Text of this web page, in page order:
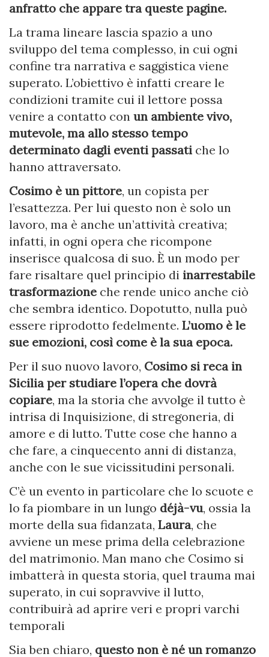
anfratto che appare tra queste pagine.
La trama lineare lascia spazio a uno
sviluppo del tema complesso, in cui ogni
confine tra narrativa e saggistica viene
superato. L’obiettivo è infatti creare le
condizioni tramite cui il lettore possa
venire a contatto con un ambiente vivo,
mutevole, ma allo stesso tempo
determinato dagli eventi passati che lo
hanno attraversato.
Cosimo è un pittore, un copista per
l’esattezza. Per lui questo non è solo un
lavoro, ma è anche un’attività creativa;
infatti, in ogni opera che ricompone
inserisce qualcosa di suo. È un modo per
fare risaltare quel principio di inarrestabile
trasformazione che rende unico anche ciò
che sembra identico. Dopotutto, nulla può
essere riprodotto fedelmente. L’uomo è le
sue emozioni, così come è la sua epoca.
Per il suo nuovo lavoro, Cosimo si reca in
Sicilia per studiare l’opera che dovrà
copiare, ma la storia che avvolge il tutto è
intrisa di Inquisizione, di stregoneria, di
amore e di lutto. Tutte cose che hanno a
che fare, a cinquecento anni di distanza,
anche con le sue vicissitudini personali.
C’è un evento in particolare che lo scuote e
lo fa piombare in un lungo déjà-vu, ossia la
morte della sua fidanzata, Laura, che
avviene un mese prima della celebrazione
del matrimonio. Man mano che Cosimo si
imbatterà in questa storia, quel trauma mai
superato, in cui sopravvive il lutto,
contribuirà ad aprire veri e propri varchi
temporali
Sia ben chiaro, questo non è né un romanzo